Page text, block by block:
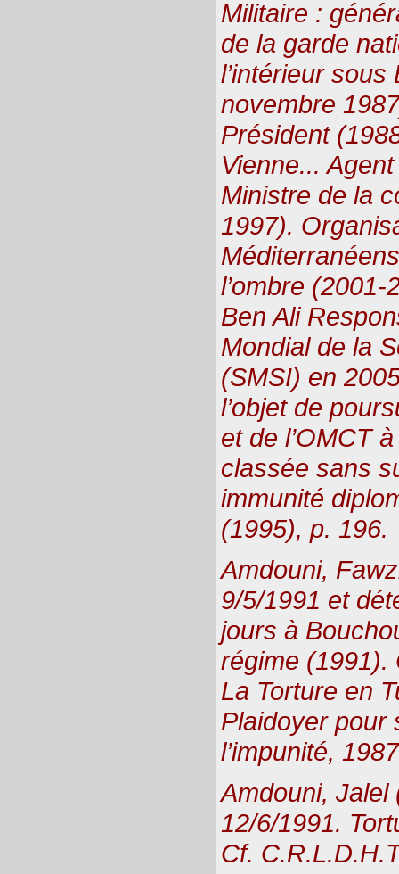
Militaire :
de la garde
l’intérieur sous
novembre
Président
Vienne...
Ministre de la
1997).
l’ombre
Ben Ali
Mondial de la
(SMSI) en
l’objet de
et de l’OMCT
classée sans
immunité
(1995), p. 196.
Amdouni,
9/5/1991 et
jours à
régime (1991).
La Torture en
Plaidoyer pour
l’impunité,
Amdouni, Jalel
12/6/1991.
Cf.